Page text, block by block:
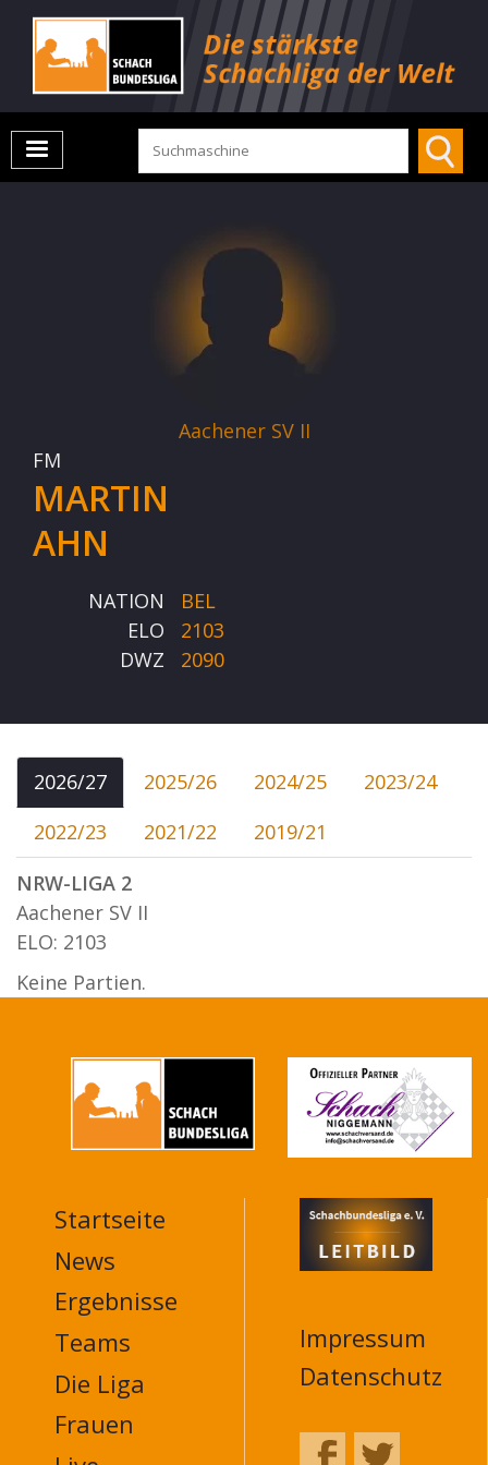
Aachener SV II
FM
MARTIN
AHN
NATION
BEL
ELO
2103
DWZ
2090
2026/27 2025/26 2024/25
2023/24
2022/23
2021/22
2019/21
NRW-LIGA 2
Aachener SV II
ELO: 2103
Keine Partien.
MAIN
NAVIGATION
FOOTER
Startseite
News
Ergebnisse
Teams
Die Liga
Frauen
Impressum
Datenschutz